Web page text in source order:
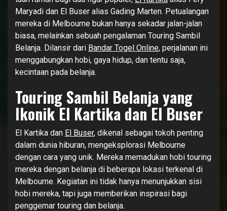
Maryadi dan El Buser alias Gading Marten. Petualangan
mereka di Melbourne bukan hanya sekadar jalan-jalan
biasa, melainkan sebuah pengalaman Touring Sambil
Belanja. Dilansir dari Bandar Togel Online, perjalanan ini
menggabungkan hobi, gaya hidup, dan tentu saja,
kecintaan pada belanja.
Touring Sambil Belanja yang
Ikonik El Kartika dan El Buser
El Kartika dan El Buser, dikenal sebagai tokoh penting
dalam dunia hiburan, mengeksplorasi Melbourne
dengan cara yang unik. Mereka memadukan hobi touring
mereka dengan belanja di beberapa lokasi terkenal di
Melbourne. Kegiatan ini tidak hanya menunjukkan sisi
hobi mereka, tapi juga memberikan inspirasi bagi
penggemar touring dan belanja.